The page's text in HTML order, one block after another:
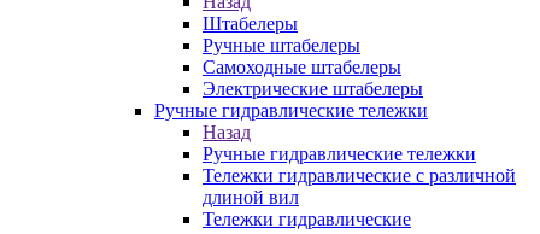
Штабелеры
Ручные штабелеры
Самоходные штабелеры
Электрические штабелеры
Ручные гидравлические тележки
Назад
Ручные гидравлические тележки
Тележки гидравлические с различной
длиной вил
Тележки гидравлические